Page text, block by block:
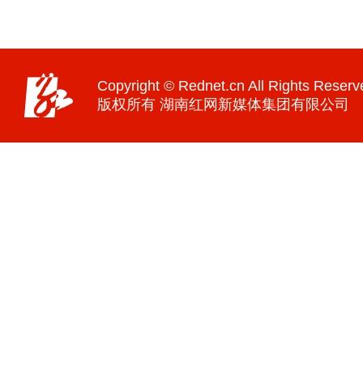
Copyright © Rednet.cn All Rights
版权所有 湖南红网新媒体集团有限公司